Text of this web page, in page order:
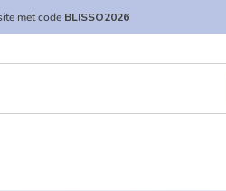
met code BLISSO2026